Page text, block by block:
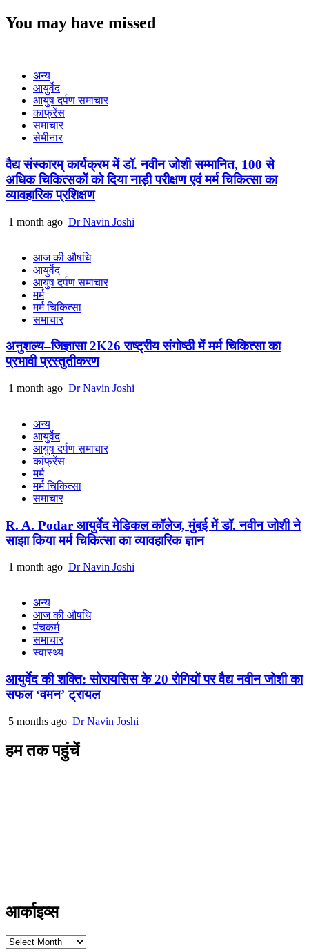
You may have missed
अन्य
आयुर्वेद
आयुष दर्पण समाचार
कांफ्रेंस
समाचार
सेमीनार
वैद्य संस्कारम् कार्यक्रम में डॉ. नवीन जोशी सम्मानित, 100 से
अधिक चिकित्सकों को दिया नाड़ी परीक्षण एवं मर्म चिकित्सा का
व्यावहारिक प्रशिक्षण
1 month ago Dr Navin Joshi
आज की औषधि
आयुर्वेद
आयुष दर्पण समाचार
मर्म
मर्म चिकित्सा
समाचार
अनुशल्य–जिज्ञासा 2K26 राष्ट्रीय संगोष्ठी में मर्म चिकित्सा का
प्रभावी प्रस्तुतीकरण
1 month ago Dr Navin Joshi
अन्य
आयुर्वेद
आयुष दर्पण समाचार
कांफ्रेंस
मर्म
मर्म चिकित्सा
समाचार
R. A. Podar आयुर्वेद मेडिकल कॉलेज, मुंबई में डॉ. नवीन जोशी ने
साझा किया मर्म चिकित्सा का व्यावहारिक ज्ञान
1 month ago Dr Navin Joshi
अन्य
आज की औषधि
पंचकर्म
समाचार
स्वास्थ्य
आयुर्वेद की शक्ति: सोरायसिस के 20 रोगियों पर वैद्य नवीन जोशी का
सफल ‘वमन’ ट्रायल
5 months ago Dr Navin Joshi
हम तक पहुंचें
आर्काइव्स
आर्काइव्स